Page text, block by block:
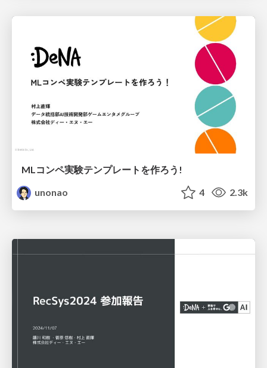
MLコンペ実験テンプレートを作ろう!
unonao
4 2.3k